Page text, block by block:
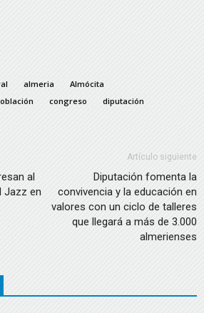
almeria
Almócita
congreso
diputación
al
Jazz en
Artículo siguiente
Diputación fomenta la
convivencia y la educación en
valores con un ciclo de talleres
que llegará a más de 3.000
almerienses